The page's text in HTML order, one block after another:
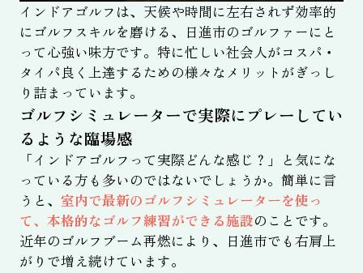
インドアゴルフは、天候や時間に左右されず効率的
にゴルフスキルを磨ける、日進市のゴルファーにと
って心強い味方です。特に忙しい社会人がコスパ・
タイパ良く上達するための様々なメリットがぎっし
り詰まっています。
ゴルフシミュレーターで実際にプレーしてい
るような臨場感
「インドアゴルフって実際どんな感じ？」と気にな
っている方も多いのではないでしょうか。簡単に言
うと、 室内で最新のゴルフシミュレーターを使っ
て、本格的なゴルフ練習ができる施設のことです。
近年のゴルフブーム再燃により、日進市でも右肩上
がりで増え続けています。